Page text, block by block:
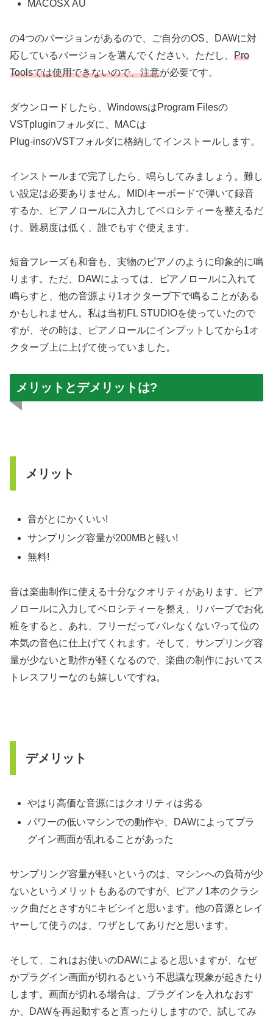
MACOSX AU
の4つのバージョンがあるので、ご自分のOS、DAWに対
応しているバージョンを選んでください。ただし、 Pro
Toolsでは使用できないので、注意が必要です。
ダウンロードしたら、WindowsはProgram Filesの
VSTpluginフォルダに、MACは
Plug-insのVSTフォルダに格納してインストールします。
インストールまで完了したら、鳴らしてみましょう。難し
い設定は必要ありません。MIDIキーボードで弾いて録音
するか、ピアノロールに入力してベロシティーを整えるだ
け。難易度は低く、誰でもすぐ使えます。
短音フレーズも和音も、実物のピアノのように印象的に鳴
ります。ただ、DAWによっては、ピアノロールに入れて
鳴らすと、他の音源より1オクターブ下で鳴ることがある
かもしれません。私は当初FL STUDIOを使っていたので
すが、その時は、ピアノロールにインプットしてから1オ
クターブ上に上げて使っていました。
メリットとデメリットは?
メリット
音がとにかくいい!
サンプリング容量が200MBと軽い!
無料!
音は楽曲制作に使える十分なクオリティがあります。ピア
ノロールに入力してベロシティーを整え、リバーブでお化
粧をすると、あれ、フリーだってバレなくない?って位の
本気の音色に仕上げてくれます。そして、サンプリング容
量が少ないと動作が軽くなるので、楽曲の制作においてス
トレスフリーなのも嬉しいですね。
デメリット
やはり高価な音源にはクオリティは劣る
パワーの低いマシンでの動作や、DAWによってプラ
グイン画面が乱れることがあった
サンプリング容量が軽いというのは、マシンへの負荷が少
ないというメリットもあるのですが、ピアノ1本のクラシ
ック曲だとさすがにキビシイと思います。他の音源とレイ
ヤーして使うのは、ワザとしてありだと思います。
そして、これはお使いのDAWによると思いますが、なぜ
かプラグイン画面が切れるという不思議な現象が起きたり
します。画面が切れる場合は、プラグインを入れなおす
か、DAWを再起動すると直ったりしますので、試してみ